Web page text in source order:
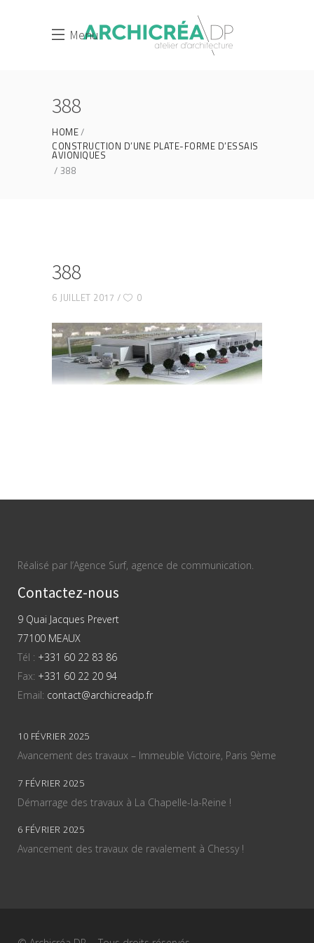
Menu
388
HOME
CONSTRUCTION D’UNE PLATE-FORME D’ESSAIS
AVIONIQUES
388
388
6 JUILLET 2017 0
Réalisé par l’Agence Surf, agence de communication.
Contactez-nous
9 Quai Jacques Prevert
77100 MEAUX
Tél : +331 60 22 83 86
Fax: +331 60 22 20 94
Email: contact@archicreadp.fr
10 FÉVRIER 2025
Avancement des travaux – Immeuble Victoire, Paris 9ème
7 FÉVRIER 2025
Démarrage des travaux à La Chapelle-la-Reine !
6 FÉVRIER 2025
Avancement des travaux de ravalement à Chessy !